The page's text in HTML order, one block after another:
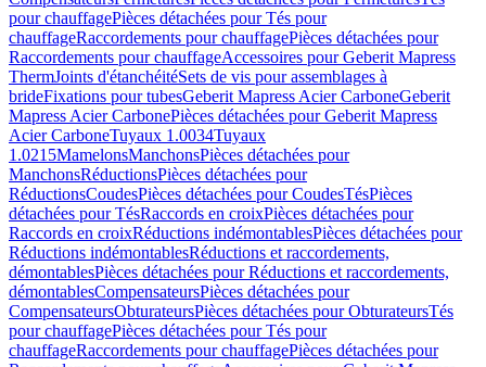
pour chauffagePièces détachées pour Tés pour
chauffageRaccordements pour chauffagePièces détachées pour
Raccordements pour chauffageAccessoires pour Geberit Mapress
ThermJoints d'étanchéitéSets de vis pour assemblages à
brideFixations pour tubesGeberit Mapress Acier CarboneGeberit
Mapress Acier CarbonePièces détachées pour Geberit Mapress
Acier CarboneTuyaux 1.0034Tuyaux
1.0215MamelonsManchonsPièces détachées pour
ManchonsRéductionsPièces détachées pour
RéductionsCoudesPièces détachées pour CoudesTésPièces
détachées pour TésRaccords en croixPièces détachées pour
Raccords en croixRéductions indémontablesPièces détachées pour
Réductions indémontablesRéductions et raccordements,
démontablesPièces détachées pour Réductions et raccordements,
démontablesCompensateursPièces détachées pour
CompensateursObturateursPièces détachées pour ObturateursTés
pour chauffagePièces détachées pour Tés pour
chauffageRaccordements pour chauffagePièces détachées pour